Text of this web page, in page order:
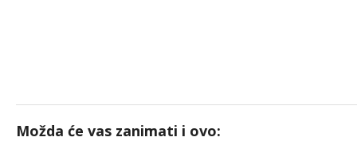
Možda će vas zanimati i ovo: